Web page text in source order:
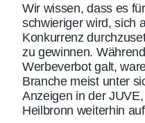
Wir wissen, dass es
schwieriger wird, sich
Konkurrenz
zu gewinnen.
Werbeverbot galt,
Branche meist unter
Anzeigen in der
Heilbronn weiterhin